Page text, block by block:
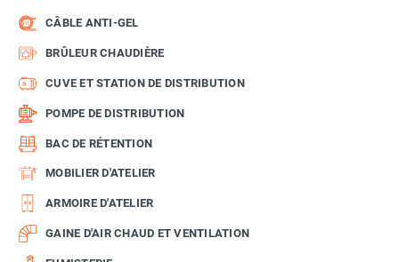
CÂBLE ANTI-GEL
BRÛLEUR CHAUDIÈRE
CUVE ET STATION DE DISTRIBUTION
POMPE DE DISTRIBUTION
BAC DE RÉTENTION
MOBILIER D'ATELIER
ARMOIRE D'ATELIER
GAINE D'AIR CHAUD ET VENTILATION